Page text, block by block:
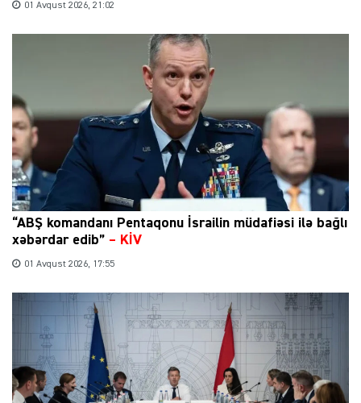
01 Avqust 2026, 21:02
“ABŞ komandanı Pentaqonu İsrailin müdafiəsi ilə bağlı
xəbərdar edib” – KİV
01 Avqust 2026, 17:55